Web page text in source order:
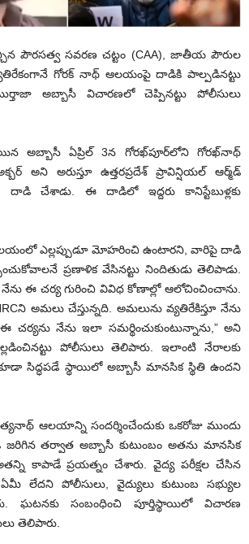
పౌర‌స‌త్వ స‌వ‌ర‌ణ చ‌ట్టం (CAA), జాతీయ పౌరుల
గోర‌క్ నాథ్ ఆల‌యంపై దాడికి పాల్ప‌డిన‌ట్టు
అబ్బాసీ విచార‌ణ‌లో చెప్పిన‌ట్టు పోలీసులు
అబ్బాసీ ఏప్రిల్ 3న గోరఖ్‌పూర్‌లోని గోరఖ్‌నాథ్
అని అరుస్తూ ఉత్తరప్రదేశ్ ప్రావిన్షియల్ ఆర్మ్‌డ్
దాడి చేశాడు. ఈ దాడిలో ఇద్దరు కానిస్టేబుళ్లకు
ఎల్లప్పుడూ మోహరించి ఉంటారని, వారిపై దాడి
ప్ర‌ణాళిక వేసిన‌ట్టు నిందితుడు తెలిపాడు.
ఈ చర్య గురించి వివిధ కోణాల్లో ఆలోచించించాను.
అమలు చేస్తున్న‌ది. అమ‌లును వ్య‌తిరేకిస్తూ నేను
నేను ఇలా సమర్థించుకుంటున్నాను,” అని
పోలీసులు తెలిపారు. ఇలాంటి నేరాలకు
సిద్ధపడే స్థాయిలో అబ్బాసీ మాన‌సిక స్థితి ఉంద‌ని
ఆలయాన్ని సందర్శించేందుకు ఒకరోజు ముందు
త‌ర్వాత అబ్బాసీ కుటుంబం అతను మానసిక
కాపాడే ప్ర‌య‌త్నం చేశారు. వైద్య ప‌రీక్ష‌ల చేసిన
లేద‌ని పోలీసులు, వైద్యులు కుటుంబ సభ్యుల‌
ఘ‌ట‌న‌కు సంబంధించి పూర్తిస్థాయిలో విచార‌ణ
తెలిపారు.